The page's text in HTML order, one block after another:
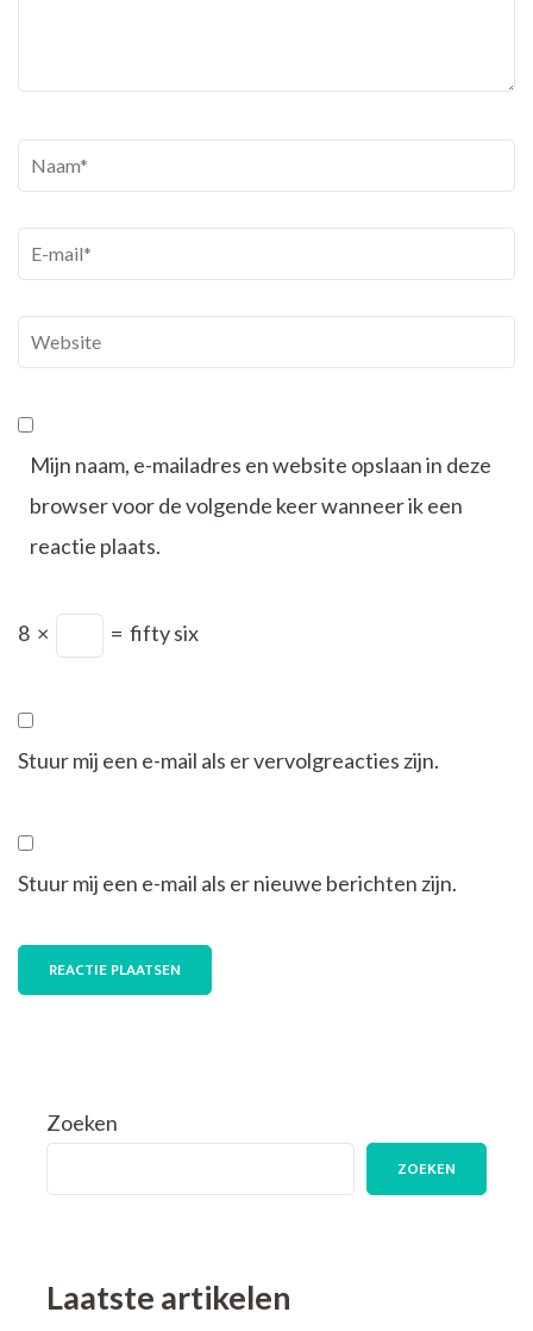
Naam*
E-
mail*
Website
Mijn naam, e-mailadres en website opslaan in deze
browser voor de volgende keer wanneer ik een
reactie plaats.
8 × = fifty six
Stuur mij een e-mail als er vervolgreacties zijn.
Stuur mij een e-mail als er nieuwe berichten zijn.
Zoeken
ZOEKEN
Laatste artikelen